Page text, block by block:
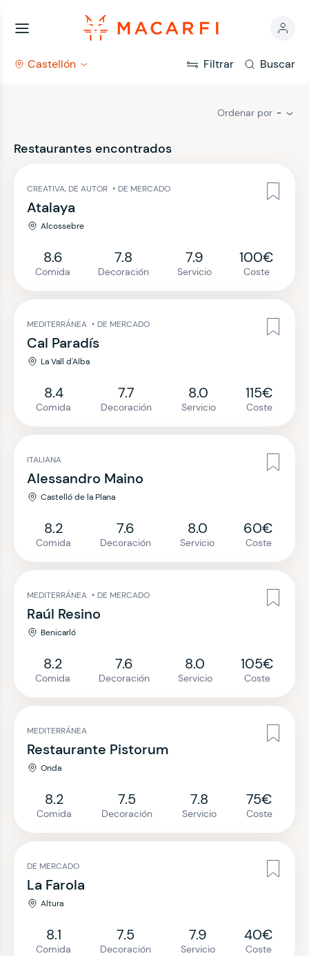
Castellón Filtrar Buscar
Ordenar por -
Restaurantes encontrados
CREATIVA, DE AUTOR • DE MERCADO
Atalaya
Alcossebre
8.6
Comida
7.8
Decoración
7.9
Servicio
100€
Coste
MEDITERRÁNEA • DE MERCADO
Cal Paradís
La Vall d'Alba
8.4
Comida
7.7
Decoración
8.0
Servicio
115€
Coste
ITALIANA
Alessandro Maino
Castelló de la Plana
8.2
Comida
7.6
Decoración
8.0
Servicio
60€
Coste
MEDITERRÁNEA • DE MERCADO
Raúl Resino
Benicarló
8.2
Comida
7.6
Decoración
8.0
Servicio
105€
Coste
MEDITERRÁNEA
Restaurante Pistorum
Onda
8.2
Comida
7.5
Decoración
7.8
Servicio
75€
Coste
DE MERCADO
La Farola
Altura
8.1
Comida
7.5
Decoración
7.9
Servicio
40€
Coste